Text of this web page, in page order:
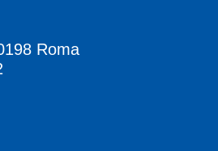
Roma